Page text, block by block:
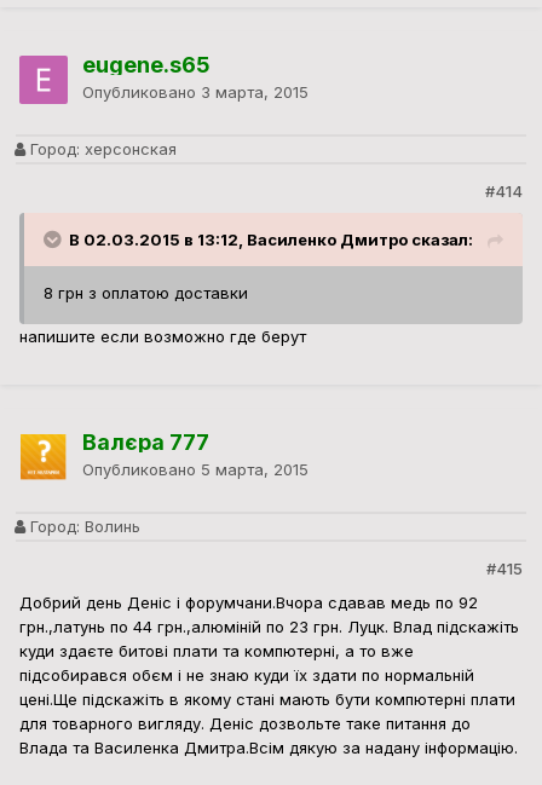
eugene.s65
Опубликовано 3 марта, 2015
Город: херсонская
#414
В 02.03.2015 в 13:12, Василенко Дмитро сказал:
8 грн з оплатою доставки
напишите если возможно где берут
Валєра 777
Опубликовано 5 марта, 2015
Город: Волинь
#415
Добрий день Деніс і форумчани.Вчора сдавав медь по 92
грн.,латунь по 44 грн.,алюміній по 23 грн. Луцк. Влад підскажіть
куди здаєте битові плати та компютерні, а то вже
підсобирався обєм і не знаю куди їх здати по нормальній
цені.Ще підскажіть в якому стані мають бути компютерні плати
для товарного вигляду. Деніс дозвольте таке питання до
Влада та Василенка Дмитра.Всім дякую за надану інформацію.